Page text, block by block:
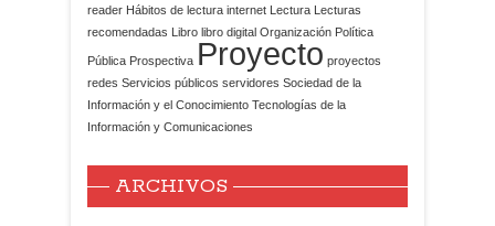
reader Hábitos de lectura internet Lectura Lecturas
recomendadas Libro libro digital Organización Política
Pública Prospectiva Proyecto proyectos
redes Servicios públicos servidores Sociedad de la
Información y el Conocimiento Tecnologías de la
Información y Comunicaciones
ARCHIVOS